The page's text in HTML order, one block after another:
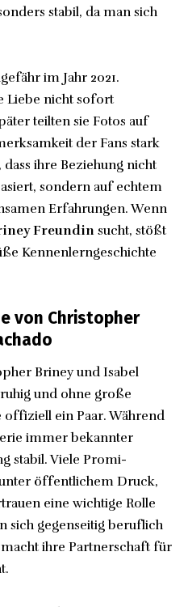
stabil, da man sich
im Jahr 2021.
Liebe nicht sofort
teilten sie Fotos auf
der Fans stark
ihre Beziehung nicht
sondern auf echtem
Erfahrungen. Wenn
Freundinsucht, stößt
Kennenlerngeschichte
von Christopher
Briney und Isabel
und ohne große
offiziell ein Paar. Während
immer bekannter
stabil. Viele Promi-
öffentlichem Druck,
eine wichtige Rolle
sich gegenseitig beruflich
ihre Partnerschaft für